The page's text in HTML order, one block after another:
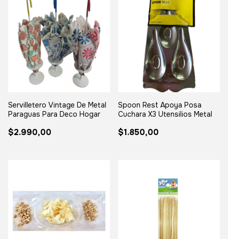
Servilletero Vintage De Metal
Paraguas Para Deco Hogar
$2.990,00
Spoon Rest Apoya Posa
Cuchara X3 Utensilios Metal
$1.850,00